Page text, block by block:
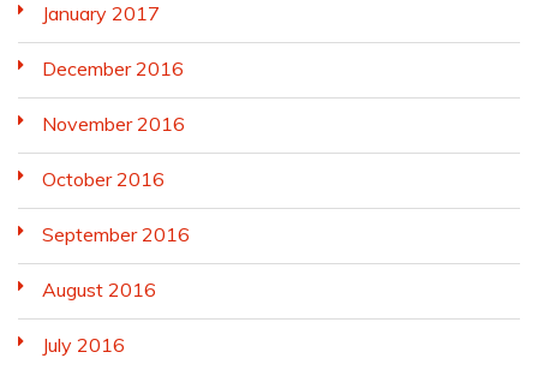
January 2017
December 2016
November 2016
October 2016
September 2016
August 2016
July 2016